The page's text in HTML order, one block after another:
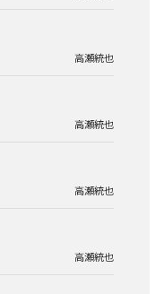
高瀬統也
高瀬統也
高瀬統也
高瀬統也